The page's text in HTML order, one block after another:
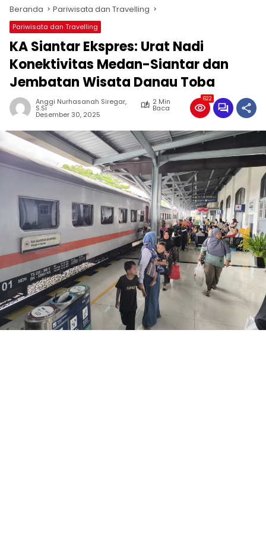
Beranda Pariwisata dan Travelling
Pariwisata dan Travelling
KA Siantar Ekspres: Urat Nadi
Konektivitas Medan-Siantar dan
Jembatan Wisata Danau Toba
Anggi Nurhasanah Siregar,
S.Si
2 Min
Baca
Desember 30, 2025
622